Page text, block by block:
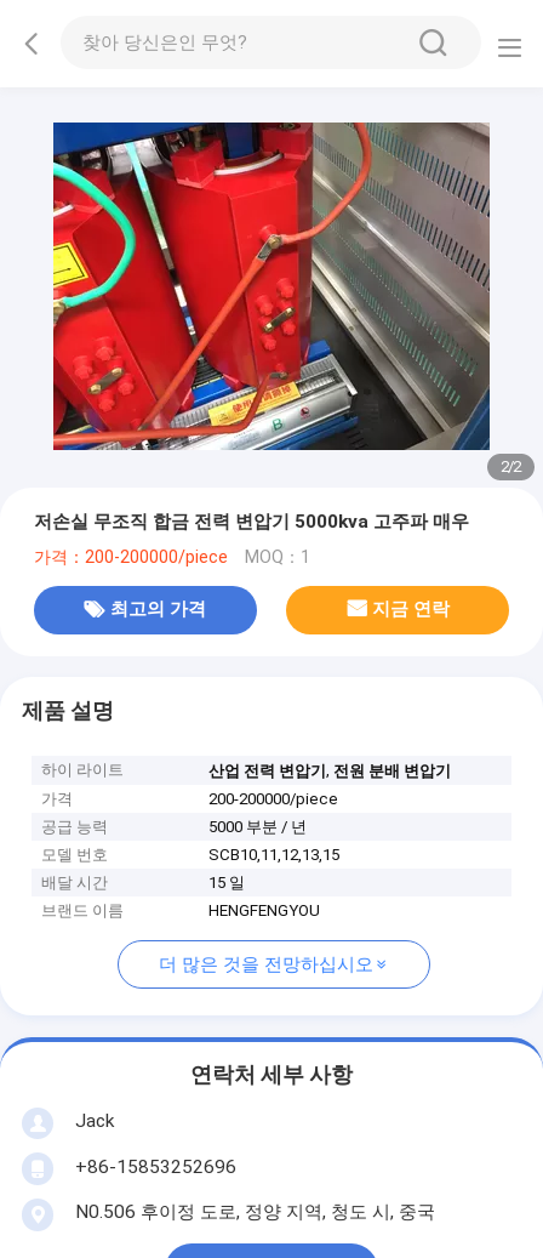
2/2
저손실 무조직 합금 전력 변압기 5000kva 고주파 매우
가격：200-200000/piece MOQ：1
최고의 가격 지금 연락
제품 설명
하이 라이트 산업 전력 변압기, 전원 분배 변압기
가격
200-200000/piece
공급 능력
5000 부분 / 년
모델 번호
SCB10,11,12,13,15
배달 시간
15 일
브랜드 이름
HENGFENGYOU
더 많은 것을 전망하십시오
연락처 세부 사항
Jack
+86-15853252696
N0.506 후이정 도로, 정양 지역, 청도 시, 중국